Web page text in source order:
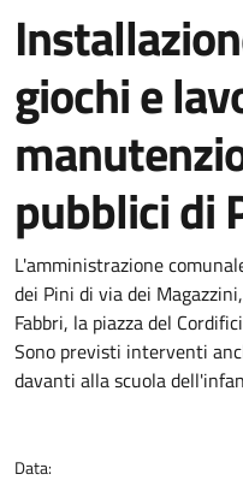
giochi e
pubblici di
Dettagli
L'amministrazione
dei Pini di via dei
Fabbri, la piazza del
Sono previsti interventi
davanti alla scuola
Data: